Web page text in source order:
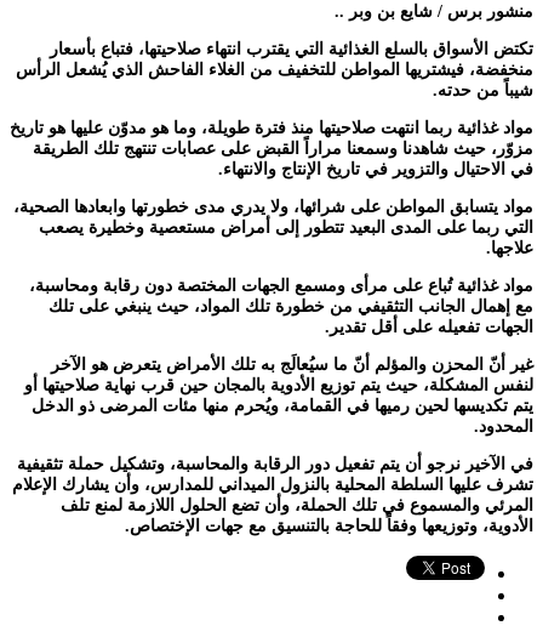
منشور برس / شايع بن وبر ..
تكتض الأسواق بالسلع الغذائية التي يقترب انتهاء صلاحيتها، فتباع بأسعار
منخفضة، فيشتريها المواطن للتخفيف من الغلاء الفاحش الذي يُشعل الرأس
شيباً من حدته.
مواد غذائية ربما انتهت صلاحيتها منذ فترة طويلة، وما هو مدوّن عليها هو تاريخ
مزوّر، حيث شاهدنا وسمعنا مراراً القبض على عصابات تنتهج تلك الطريقة
في الاحتيال والتزوير في تاريخ الإنتاج والانتهاء.
مواد يتسابق المواطن على شرائها، ولا يدري مدى خطورتها وابعادها الصحية،
التي ربما على المدى البعيد تتطور إلى أمراض مستعصية وخطيرة يصعب
علاجها.
مواد غذائية تُباع على مرأى ومسمع الجهات المختصة دون رقابة ومحاسبة،
مع إهمال الجانب التثقيفي من خطورة تلك المواد، حيث ينبغي على تلك
الجهات تفعيله على أقل تقدير.
غير أنّ المحزن والمؤلم أنّ ما سيُعالَج به تلك الأمراض يتعرض هو الآخر
لنفس المشكلة، حيث يتم توزيع الأدوية بالمجان حين قرب نهاية صلاحيتها أو
يتم تكديسها لحين رميها في القمامة، ويُحرم منها مئات المرضى ذو الدخل
المحدود.
في الآخير نرجو أن يتم تفعيل دور الرقابة والمحاسبة، وتشكيل حملة تثقيفية
تشرف عليها السلطة المحلية بالنزول الميداني للمدارس، وأن يشارك الإعلام
المرئي والمسموع في تلك الحملة، وأن تضع الحلول اللازمة لمنع تلف
الأدوية، وتوزيعها وفقاً للحاجة بالتنسيق مع جهات الإختصاص.